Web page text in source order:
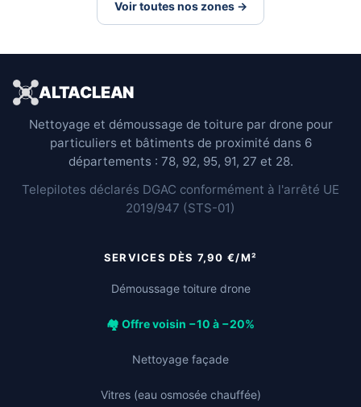
Voir toutes nos zones →
ALTACLEAN
Nettoyage et démoussage de toiture par drone pour
particuliers et bâtiments de proximité dans 6
départements : 78, 92, 95, 91, 27 et 28.
Telepilotes déclarés DGAC conformément à l'arrêté UE
2019/947 (STS-01)
SERVICES DÈS 7,90 €/M²
Démoussage toiture drone
🏘️ Offre voisin −10 à −20%
Nettoyage façade
Vitres (eau osmosée chauffée)